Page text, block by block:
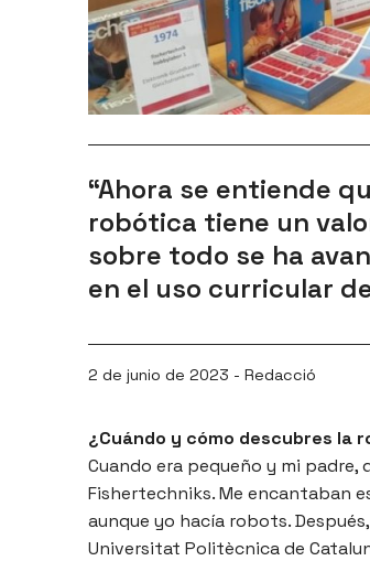
“Ahora se entiende
robótica tiene un
sobre todo se ha
en el uso curricular
2 de junio de 2023 - Redacció
¿Cuándo y cómo descubres la
Cuando era pequeño y mi padre,
Fishertechniks. Me encantaban
aunque yo hacía robots.
Universitat Politècnica de